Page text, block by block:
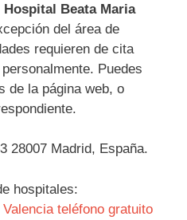
Beata Maria
del área de
requieren de cita
Puedes
de la página web, o
28007 Madrid, España.
hospitales:
teléfono gratuito